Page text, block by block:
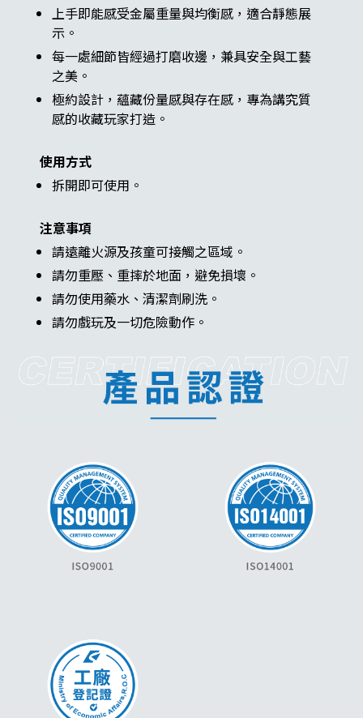
上手即能感受金屬重量與均衡感，適合靜態展
示。
每一處細節皆經過打磨收邊，兼具安全與工藝
之美。
極約設計，蘊藏份量感與存在感，專為講究質
感的收藏玩家打造。
使用方式
拆開即可使用。
注意事項
請遠離火源及孩童可接觸之區域。
請勿重壓、重摔於地面，避免損壞。
請勿使用藥水、清潔劑刷洗。
請勿戲玩及一切危險動作。